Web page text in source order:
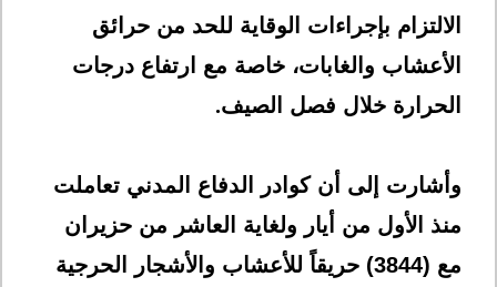
الالتزام بإجراءات الوقاية للحد من حرائق
الأعشاب والغابات، خاصة مع ارتفاع درجات
الحرارة خلال فصل الصيف.
وأشارت إلى أن كوادر الدفاع المدني تعاملت
منذ الأول من أيار ولغاية العاشر من حزيران
مع (3844) حريقاً للأعشاب والأشجار الحرجية